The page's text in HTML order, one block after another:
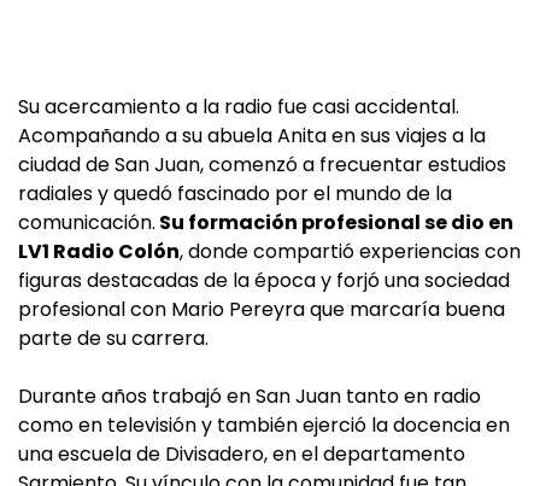
Su acercamiento a la radio fue casi accidental.
Acompañando a su abuela Anita en sus viajes a la
ciudad de San Juan, comenzó a frecuentar estudios
radiales y quedó fascinado por el mundo de la
comunicación. Su formación profesional se dio en
LV1 Radio Colón, donde compartió experiencias con
figuras destacadas de la época y forjó una sociedad
profesional con Mario Pereyra que marcaría buena
parte de su carrera.
Durante años trabajó en San Juan tanto en radio
como en televisión y también ejerció la docencia en
una escuela de Divisadero, en el departamento